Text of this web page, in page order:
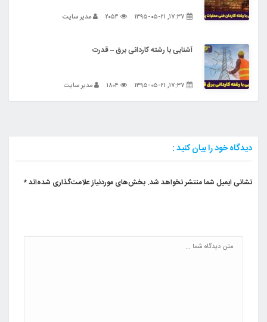
مدیر سایت
آشنایی با رشته کاردانی برق – قدرت
مدیر سایت
دیدگاه خود را بیان کنید :
نشانی ایمیل شما منتشر نخواهد شد. بخش‌های موردنیاز علامت‌گذاری شده‌اند*